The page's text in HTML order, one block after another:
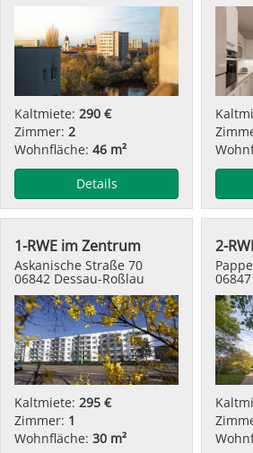
Kaltmiete: 290 €
Zimmer: 2
Wohnfläche: 46 m²
Details
1-RWE im Zentrum
Askanische Straße 70
06842 Dessau-Roßlau
Kaltmiete: 295 €
Zimmer: 1
Wohnfläche: 30 m²
2-